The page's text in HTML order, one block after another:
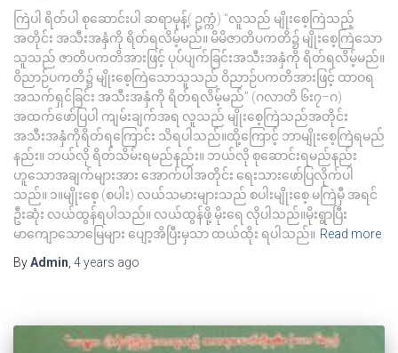
ကြဲပါ ရိတ်ပါ စုဆောင်းပါ ဆရာမုန့်( ဥက္ကံ) “လူသည် မျိုးစေ့ကြဲသည့်
အတိုင်း အသီးအနှံကို ရိတ်ရလိမ့်မည်။ မိမိဇာတိပကတိ၌ မျိုးစေ့ကြဲသော
သူသည် ဇာတိပကတိအားဖြင့် ပုပ်ပျက်ခြင်းအသီးအနှံကို ရိတ်ရလိမ့်မည်။
ဝိညာဉ်ပကတိ၌ မျိုးစေ့ကြဲသောသူသည် ဝိညာဉ်ပကတိအားဖြင့် ထာဝရ
အသက်ရှင်ခြင်း အသီးအနှံကို ရိတ်ရလိမ့်မည်” (ဂလာတိ ၆း၇–ဂ)
အထက်ဖော်ပြပါ ကျမ်းချက်အရ လူသည် မျိုးစေ့ကြဲသည်အတိုင်း
အသီးအနှံကိုရိတ်ရကြောင်း သိရပါသည်။ထို့ကြောင့် ဘာမျိုးစေ့ကြဲရမည်
နည်း။ ဘယ်လို ရိတ်သိမ်းရမည်နည်း။ ဘယ်လို စုဆောင်းရမည်နည်း
ဟူသောအချက်များအား အောက်ပါအတိုင်း ရေးသားဖော်ပြလိုက်ပါ
သည်။ ၁။မျိုးစေ့ (စပါး) လယ်သမားများသည် စပါးမျိုးစေ့ မကြဲမှီ အရင်
ဦးဆုံး လယ်ထွန်ရပါသည်။ လယ်ထွန်ဖို့ မိုးရေ လိုပါသည်။မိုးရွာပြီး
မာကျောသောမြေများ ပျော့အိပြီးမှသာ ထယ်ထိုး ရပါသည်။ Read more
ByAdmin 4 years ago